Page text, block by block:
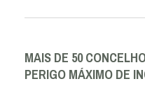
MAIS DE 50
PERIGO MÁXIMO DE